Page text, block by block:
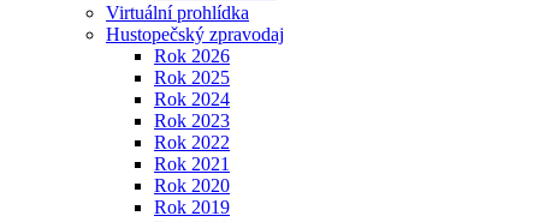
Virtuální prohlídka
Hustopečský zpravodaj
Rok 2026
Rok 2025
Rok 2024
Rok 2023
Rok 2022
Rok 2021
Rok 2020
Rok 2019